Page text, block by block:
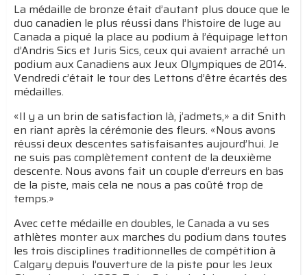
La médaille de bronze était d’autant plus douce que le
duo canadien le plus réussi dans l’histoire de luge au
Canada a piqué la place au podium à l’équipage letton
d’Andris Sics et Juris Sics, ceux qui avaient arraché un
podium aux Canadiens aux Jeux Olympiques de 2014.
Vendredi c’était le tour des Lettons d’être écartés des
médailles.
«Il y a un brin de satisfaction là, j’admets,» a dit Snith
en riant après la cérémonie des fleurs. «Nous avons
réussi deux descentes satisfaisantes aujourd’hui. Je
ne suis pas complètement content de la deuxième
descente. Nous avons fait un couple d’erreurs en bas
de la piste, mais cela ne nous a pas coûté trop de
temps.»
Avec cette médaille en doubles, le Canada a vu ses
athlètes monter aux marches du podium dans toutes
les trois disciplines traditionnelles de compétition à
Calgary depuis l’ouverture de la piste pour les Jeux